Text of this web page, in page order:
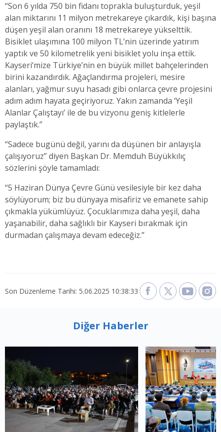
“Son 6 yılda 750 bin fidanı toprakla buluşturduk, yeşil
alan miktarını 11 milyon metrekareye çıkardık, kişi başına
düşen yeşil alan oranını 18 metrekareye yükselttik.
Bisiklet ulaşımına 100 milyon TL’nin üzerinde yatırım
yaptık ve 50 kilometrelik yeni bisiklet yolu inşa ettik.
Kayseri’mize Türkiye’nin en büyük millet bahçelerinden
birini kazandırdık. Ağaçlandırma projeleri, mesire
alanları, yağmur suyu hasadı gibi onlarca çevre projesini
adım adım hayata geçiriyoruz. Yakın zamanda ‘Yeşil
Alanlar Çalıştayı’ ile de bu vizyonu geniş kitlelerle
paylaştık.”
“Sadece bugünü değil, yarını da düşünen bir anlayışla
çalışıyoruz” diyen Başkan Dr. Memduh Büyükkılıç
sözlerini şöyle tamamladı:
“5 Haziran Dünya Çevre Günü vesilesiyle bir kez daha
söylüyorum; biz bu dünyaya misafiriz ve emanete sahip
çıkmakla yükümlüyüz. Çocuklarımıza daha yeşil, daha
yaşanabilir, daha sağlıklı bir Kayseri bırakmak için
durmadan çalışmaya devam edeceğiz.”
Son Düzenleme Tarihi: 5.06.2025 10:38:33
Diğer Haberler